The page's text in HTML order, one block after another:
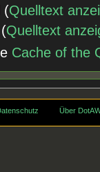
(Quelltext
(Quelltext
Cache of the
Über